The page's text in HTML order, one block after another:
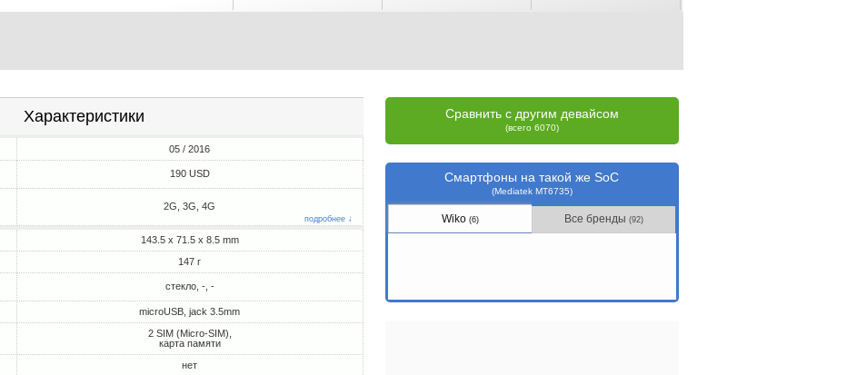
Характеристики
05 / 2016
190 USD
2G, 3G, 4G
подробнее ↓
143.5 x 71.5 x 8.5 mm
147 г
стекло, -, -
microUSB, jack 3.5mm
2 SIM (Micro-SIM),
карта памяти
нет
Сравнить с другим девайсом
(всего 6070)
Смартфоны на такой же SoC
(Mediatek MT6735)
Wiko (6) Все бренды (92)